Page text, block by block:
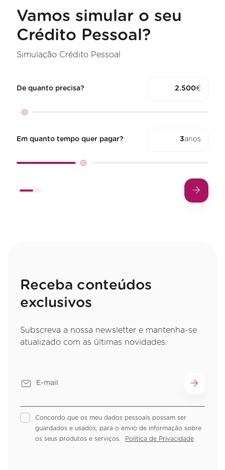
Vamos simular o seu
Crédito Pessoal?
Simulação Crédito Pessoal
De quanto precisa? €
Em quanto tempo quer pagar? anos
Receba conteúdos
exclusivos
Subscreva a nossa newsletter e mantenha-se
atualizado com as últimas novidades.
Concordo que os meu dados pessoais possam ser
guardados e usados, para o envio de informação sobre
os seus produtos e serviços.
Política de Privacidade